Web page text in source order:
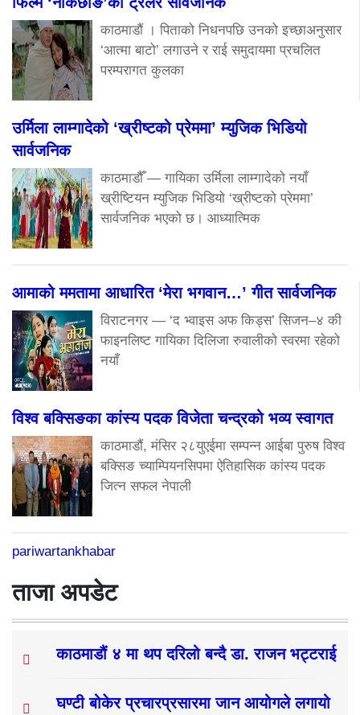
काठमाडौं । पिताको निधनपछि उनको इच्छाअनुसार
‘आत्मा बाटो’ लगाउने र राई समुदायमा प्रचलित
परम्परागत कुलका
उर्मिला लाम्गादेको ‘ख्रीष्टको प्रेममा’ म्युजिक भिडियो
सार्वजनिक
काठमाडौँ — गायिका उर्मिला लाम्गादेको नयाँ
ख्रीष्टियन म्युजिक भिडियो ‘ख्रीष्टको प्रेममा’
सार्वजनिक भएको छ। आध्यात्मिक
आमाको ममतामा आधारित ‘मेरा भगवान…’ गीत सार्वजनिक
विराटनगर — ‘द भ्वाइस अफ किड्स’ सिजन–४ की
फाइनलिष्ट गायिका दिलिजा रुवालीको स्वरमा रहेको
नयाँ
विश्व बक्सिङका कांस्य पदक विजेता चन्द्रको भव्य स्वागत
काठमाडौं, मंसिर २८युएईमा सम्पन्न आईबा पुरुष विश्व
बक्सिङ च्याम्पियनसिपमा ऐतिहासिक कांस्य पदक
जित्न सफल नेपाली
pariwartankhabar
ताजा अपडेट
काठमाडौं ४ मा थप दरिलो बन्दै डा. राजन भट्टराई
घण्टी बोकेर प्रचारप्रसारमा जान आयोगले लगायो